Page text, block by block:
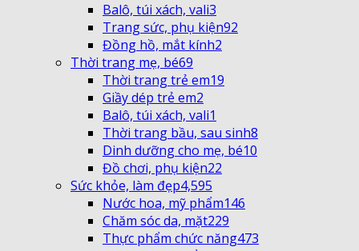
Balô, túi xách, vali3
Trang sức, phụ kiện92
Đồng hồ, mắt kính2
Thời trang mẹ, bé69
Thời trang trẻ em19
Giầy dép trẻ em2
Balô, túi xách, vali1
Thời trang bầu, sau sinh8
Dinh dưỡng cho mẹ, bé10
Đồ chơi, phụ kiện22
Sức khỏe, làm đẹp4,595
Nước hoa, mỹ phẩm146
Chăm sóc da, mặt229
Thực phẩm chức năng473